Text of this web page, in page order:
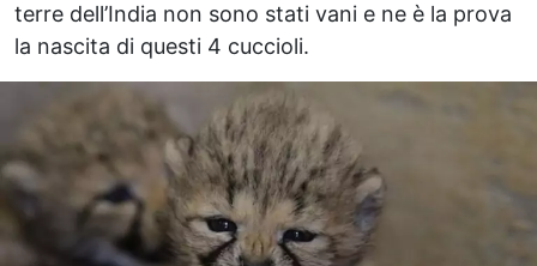
terre dell’India non sono stati vani e ne è la prova
la nascita di questi 4 cuccioli.